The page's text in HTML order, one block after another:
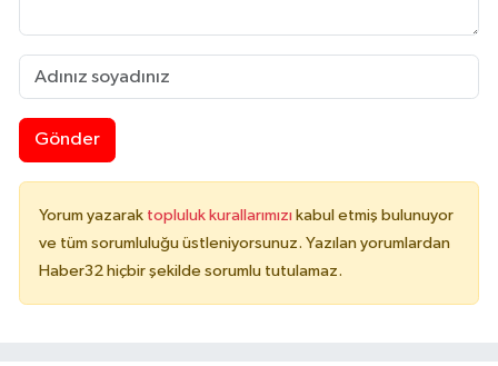
Gönder
Yorum yazarak topluluk kurallarımızı kabul etmiş bulunuyor
ve tüm sorumluluğu üstleniyorsunuz. Yazılan yorumlardan
Haber32 hiçbir şekilde sorumlu tutulamaz.